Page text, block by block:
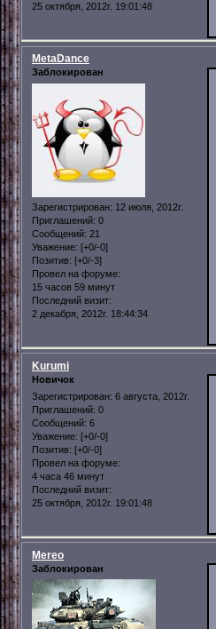
25 октября, 2012г. 19:01:48
MetaDance
Заблокирован
Зарегистрирован: 12 июля, 2012г.
Приглашений: 0
Сообщений: 21
Уважение: [+0/-0]
Позитив: [+0/-3]
Провел на форуме:
15 часов 59 минут
Последний визит:
2 декабря, 2012г. 18:44:34
Kurumi
Новичок
Зарегистрирован: 6 августа, 2012г.
Приглашений: 0
Сообщений: 6
Уважение: [+0/-0]
Позитив: [+0/-0]
Провел на форуме:
4 часа 46 минут
Последний визит:
25 октября, 2012г. 19:01:48
Mereo
Заблокирован